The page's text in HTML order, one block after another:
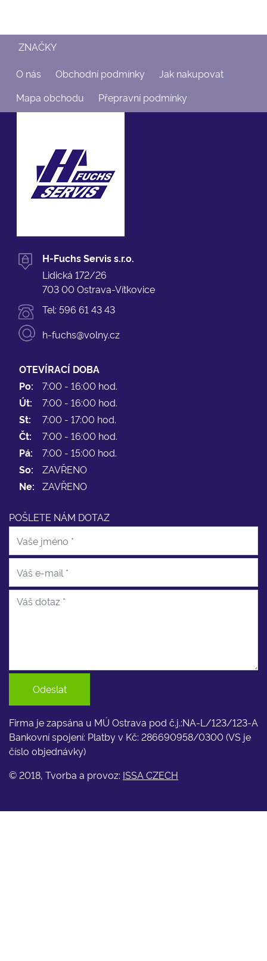
ZNAČKY
O nás Obchodní podmínky
Jak nakupovat
Mapa obchodu
Přepravní podmínky
H-Fuchs Servis s.r.o.
Lidická 172/26
703 00 Ostrava-Vítkovice
Tel: 596 61 43 43
h-fuchs@volny.cz
OTEVÍRACÍ DOBA
Po:
7:00 - 16:00 hod.
Út:
7:00 - 16:00 hod.
St:
7:00 - 17:00 hod.
Čt:
7:00 - 16:00 hod.
Pá:
7:00 - 15:00 hod.
So:
ZAVŘENO
Ne:
ZAVŘENO
POŠLETE NÁM DOTAZ
Odeslat
Firma je zapsána u MÚ Ostrava pod č.j.:NA-L/123/123-A
Bankovní spojení: Platby v Kč: 286690958/0300 (VS je
číslo objednávky)
© 2018, Tvorba a provoz: ISSA CZECH